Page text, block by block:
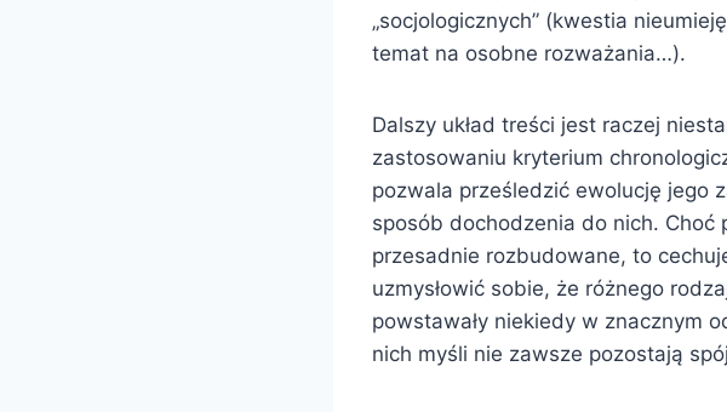
„socjologicznych” (kwestia
temat na osobne rozważania…).
Dalszy układ treści jest raczej
zastosowaniu kryterium
pozwala prześledzić ewolucję jego
sposób dochodzenia do nich. Choć
przesadnie rozbudowane, to
uzmysłowić sobie, że różnego
powstawały niekiedy w znacznym
nich myśli nie zawsze pozostają